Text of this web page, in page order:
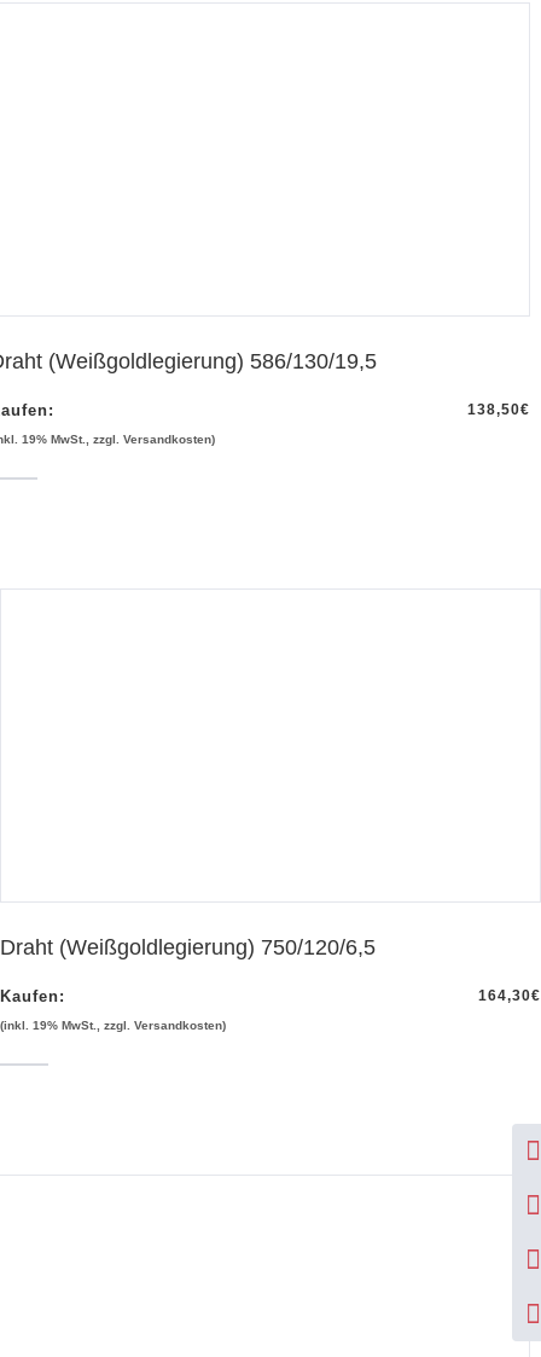
(Weißgoldlegierung) 586/130/19,5
138,50€
19% MwSt., zzgl. Versandkosten)
Draht (Weißgoldlegierung) 750/120/6,5
Kaufen: 164,30€
(inkl. 19% MwSt., zzgl. Versandkosten)